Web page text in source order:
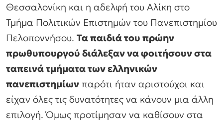
Θεσσαλονίκη και η αδελφή του Αλίκη στο
Τμήμα Πολιτικών Επιστημών του Πανεπιστημίου
Πελοποννήσου. Τα παιδιά του πρώην
πρωθυπουργού διάλεξαν να φοιτήσουν στα
ταπεινά τμήματα των ελληνικών
πανεπιστημίων παρότι ήταν αριστούχοι και
είχαν όλες τις δυνατότητες να κάνουν μια άλλη
επιλογή. Όμως προτίμησαν να καθίσουν στα